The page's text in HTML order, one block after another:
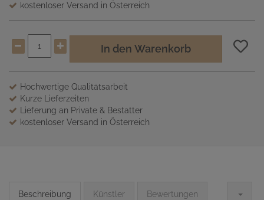
kostenloser Versand in Österreich
In den Warenkorb
Hochwertige Qualitätsarbeit
Kurze Lieferzeiten
Lieferung an Private & Bestatter
kostenloser Versand in Österreich
Beschreibung Künstler Bewertungen